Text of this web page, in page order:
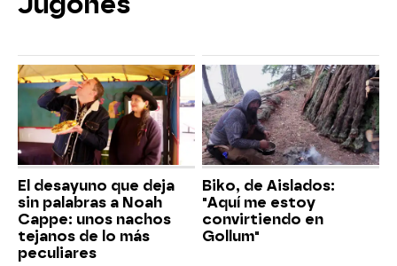
El desayuno que deja
sin palabras a Noah
Cappe: unos nachos
tejanos de lo más
peculiares
Biko, de Aislados:
"Aquí me estoy
convirtiendo en
Gollum"